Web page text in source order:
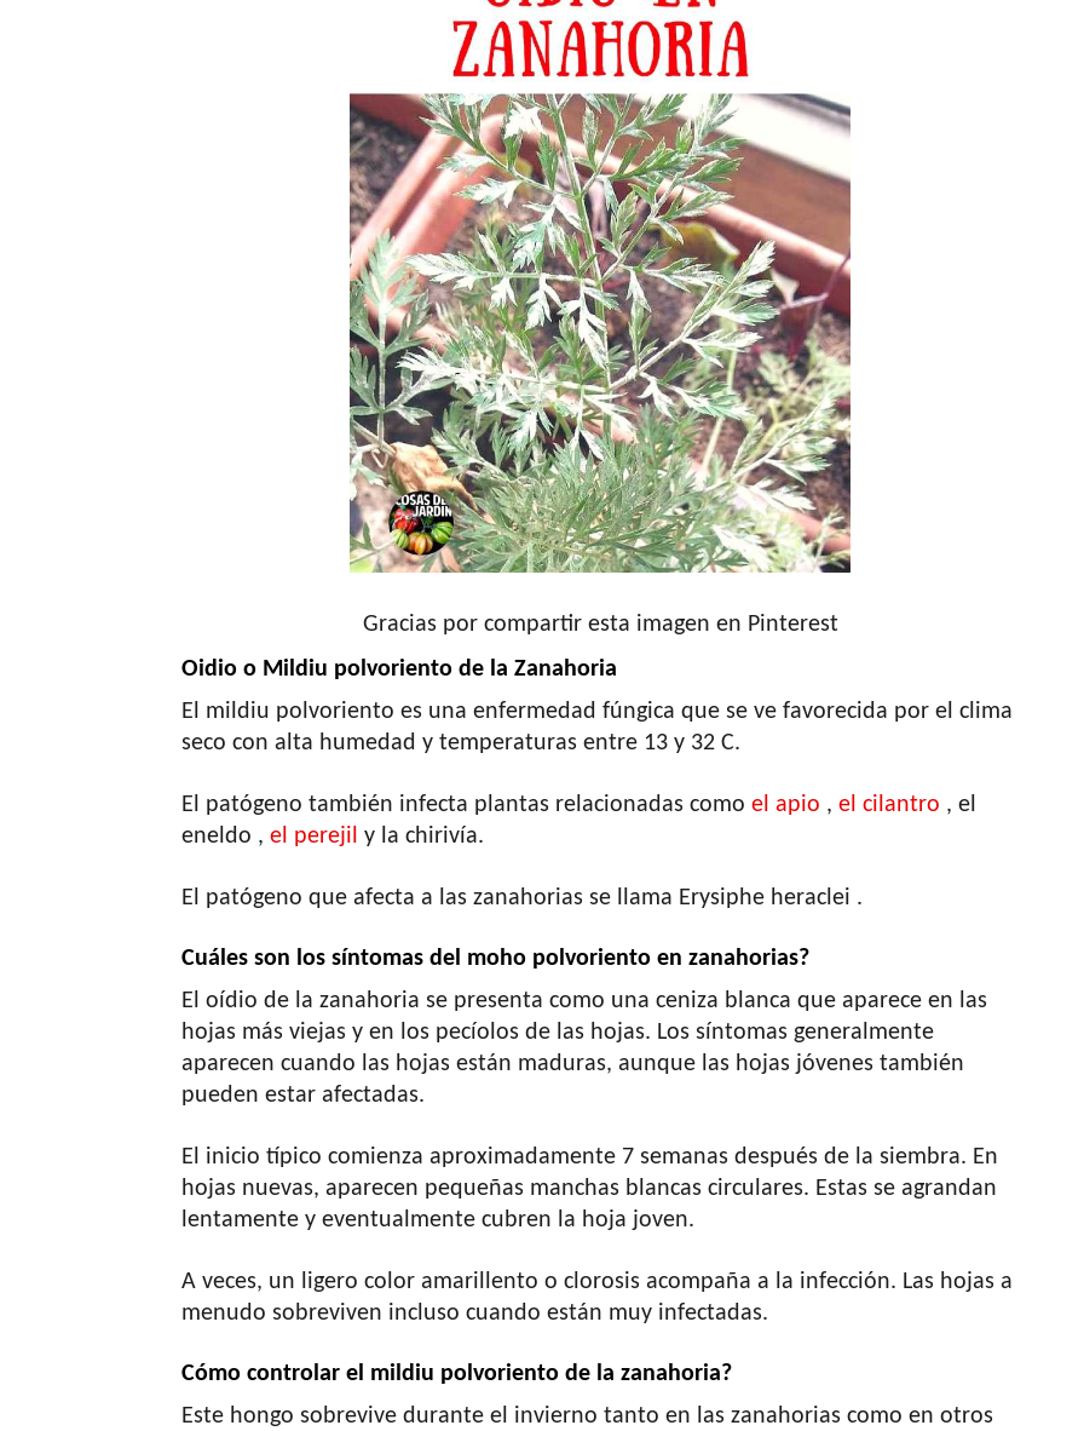
Gracias por compartir esta imagen en Pinterest
Oidio o Mildiu polvoriento de la Zanahoria
El mildiu polvoriento es una enfermedad fúngica que se ve favorecida por el clima
seco con alta humedad y temperaturas entre 13 y 32 C.
El patógeno también infecta plantas relacionadas comoel apio ,el cilantro , el
eneldo ,el perejil y la chirivía.
El patógeno que afecta a las zanahorias se llama Erysiphe heraclei .
Cuáles son los síntomas del moho polvoriento en zanahorias?
El oídio de la zanahoria se presenta como una ceniza blanca que aparece en las
hojas más viejas y en los pecíolos de las hojas. Los síntomas generalmente
aparecen cuando las hojas están maduras, aunque las hojas jóvenes también
pueden estar afectadas.
El inicio típico comienza aproximadamente 7 semanas después de la siembra. En
hojas nuevas, aparecen pequeñas manchas blancas circulares. Estas se agrandan
lentamente y eventualmente cubren la hoja joven.
A veces, un ligero color amarillento o clorosis acompaña a la infección. Las hojas a
menudo sobreviven incluso cuando están muy infectadas.
Cómo controlar el mildiu polvoriento de la zanahoria?
Este hongo sobrevive durante el invierno tanto en las zanahorias como en otros